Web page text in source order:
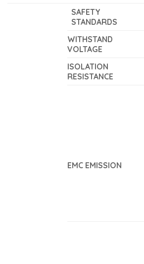
SAFETY
STANDARDS
WITHSTAND
VOLTAGE
ISOLATION
RESISTANCE
EMC EMISSION